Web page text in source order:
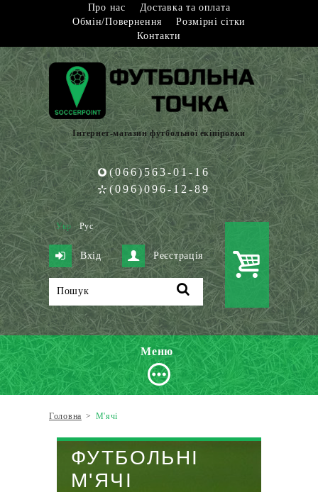
Про нас
Доставка та оплата
Обмін/Повернення
Розмірні сітки
Контакти
Інтернет-магазин футбольної екіпіровки
(066)563-01-16
(096)096-12-89
Укр Рус
Вхід Реєстрація
Меню
Головна > М'ячі
ФУТБОЛЬНІ
М'ЯЧІ